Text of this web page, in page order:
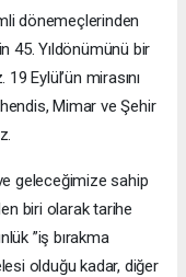
dönemeçlerinden
45. Yıldönümünü bir
Eylül’ün mirasını
Mimar ve Şehir
geleceğimize sahip
biri olarak tarihe
”iş bırakma
olduğu kadar, diğer